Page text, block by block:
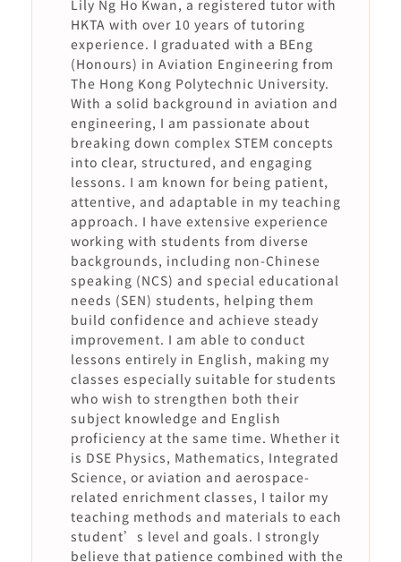
Lily Ng Ho Kwan, a registered tutor with
HKTA with over 10 years of tutoring
experience. I graduated with a BEng
(Honours) in Aviation Engineering from
The Hong Kong Polytechnic University.
With a solid background in aviation and
engineering, I am passionate about
breaking down complex STEM concepts
into clear, structured, and engaging
lessons. I am known for being patient,
attentive, and adaptable in my teaching
approach. I have extensive experience
working with students from diverse
backgrounds, including non-Chinese
speaking (NCS) and special educational
needs (SEN) students, helping them
build confidence and achieve steady
improvement. I am able to conduct
lessons entirely in English, making my
classes especially suitable for students
who wish to strengthen both their
subject knowledge and English
proficiency at the same time. Whether it
is DSE Physics, Mathematics, Integrated
Science, or aviation and aerospace-
related enrichment classes, I tailor my
teaching methods and materials to each
student’s level and goals. I strongly
believe that patience combined with the